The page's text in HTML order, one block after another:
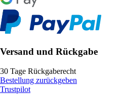
Versand und Rückgabe
30 Tage Rückgaberecht
Bestellung zurückgeben
Trustpilot